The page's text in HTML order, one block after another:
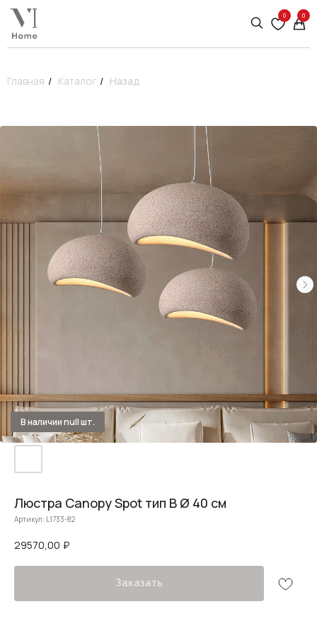
0 0
Главная / Каталог / Назад
Люстра Canopy Spot тип В Ø 40 см
Артикул: L1733-82
29570,00 ₽
Заказать